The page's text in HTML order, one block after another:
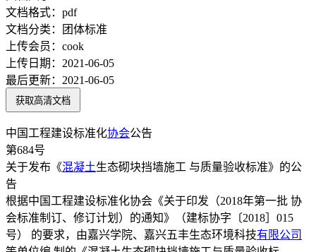
文档格式： pdf
文档分类：
团体标准
上传会员： cook
上传日期： 2021-06-05
最后更新： 2021-06-05
获取高清文档
中国工程建设标准化协会公告
第684号
关于发布《混凝土生态砌块挡墙施工 与质量验收标准》的公
告
根据中国工程建设标准化协会《关于印发（2018年第一批 协
会标准制订、修订计划）的通知》（建标协字〔2018］015
号） 的要求，由嘉兴学院、嘉兴五丰生态环境科技有限公司